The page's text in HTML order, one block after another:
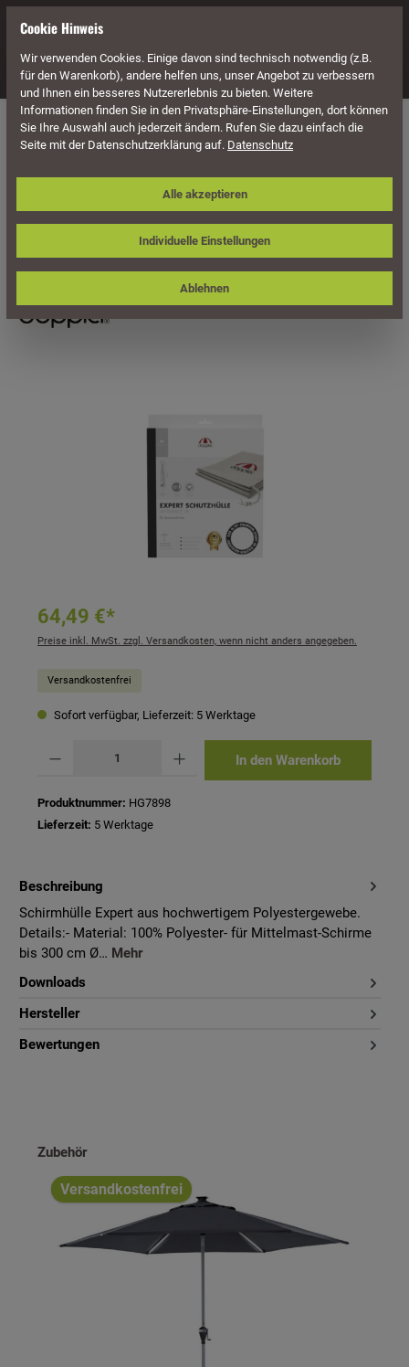
Navigation
Sonnenschutz
Doppler Schirmhülle/Schutzhülle
Expert, für Mittelmast-Schirme bis
64,49 €*
Preise inkl. MwSt. zzgl. Versandkosten, wenn nicht anders angegeben.
Versandkostenfrei
Sofort verfügbar, Lieferzeit: 5 Werktage
In den Warenkorb
Produktnummer: HG7898
Lieferzeit: 5 Werktage
Beschreibung
Schirmhülle Expert aus hochwertigem Polyestergewebe.
Details:- Material: 100% Polyester- für Mittelmast-Schirme
bis 300 cm Ø… Mehr
Downloads
Hersteller
Bewertungen
Produktgalerie überspringen
Zubehör
Versandkostenfrei
Cookie Hinweis
Wir verwenden Cookies. Einige davon sind technisch notwendig (z.B.
für den Warenkorb), andere helfen uns, unser Angebot zu verbessern
und Ihnen ein besseres Nutzererlebnis zu bieten. Weitere
Informationen finden Sie in den Privatsphäre-Einstellungen, dort können
Sie Ihre Auswahl auch jederzeit ändern. Rufen Sie dazu einfach die
Seite mit der Datenschutzerklärung auf. Datenschutz
Individuelle Einstellungen
Ablehnen
Alle akzeptieren